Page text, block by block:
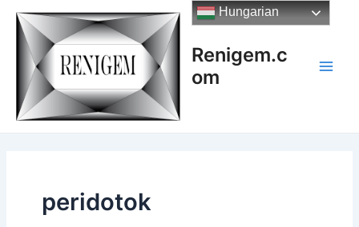
Skip
content
Renigem.c
om
peridotok
Hungarian